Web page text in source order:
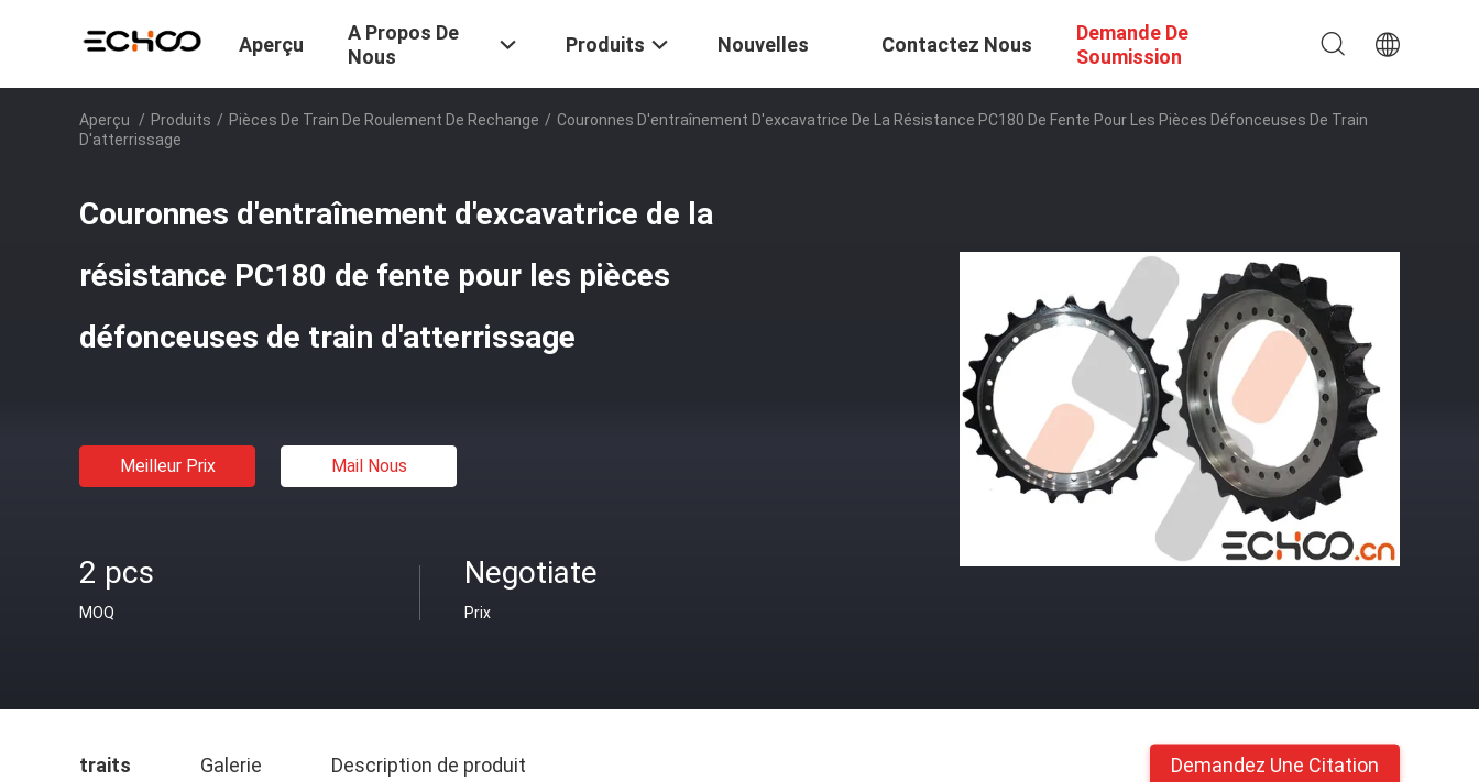
Aperçu
A Propos De
Nous
Produits Nouvelles Contactez Nous
Demande De
Soumission
Aperçu / Produits / Pièces De Train De Roulement De Rechange / Couronnes D'entraînement D'excavatrice De La Résistance PC180 De Fente Pour Les Pièces Défonceuses De Train
D'atterrissage
Couronnes d'entraînement d'excavatrice de la
résistance PC180 de fente pour les pièces
défonceuses de train d'atterrissage
Meilleur Prix Mail Nous
2 pcs
MOQ
Negotiate
Prix
traits Galerie Description de produit Demandez Une Citation